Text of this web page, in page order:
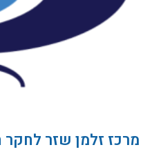
מרכז זלמן שזר לחקר